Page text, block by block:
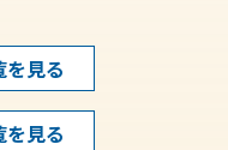
見る
見る